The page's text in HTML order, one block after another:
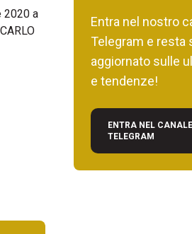
2020 a
Entra nel nostro
Telegram e resta
aggiornato sulle
e tendenze!
ENTRA NEL CANALE
TELEGRAM